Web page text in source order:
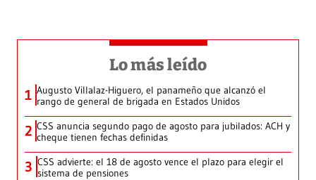
Lo más leído
1 Augusto Villalaz-Higuero, el panameño que alcanzó el
rango de general de brigada en Estados Unidos
2 CSS anuncia segundo pago de agosto para jubilados: ACH y
cheque tienen fechas definidas
3 CSS advierte: el 18 de agosto vence el plazo para elegir el
sistema de pensiones